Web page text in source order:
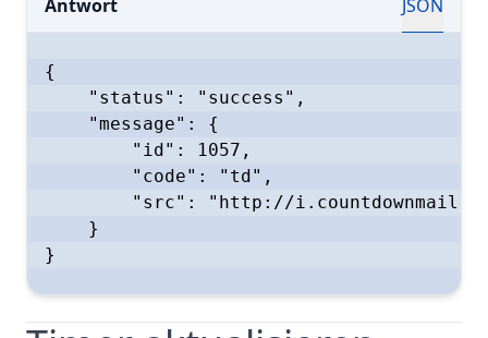
Antwort JSON
{
    "status": "success",
    "message": {
        "id": 1057,
        "code": "td",
"src": "http://
    }
}